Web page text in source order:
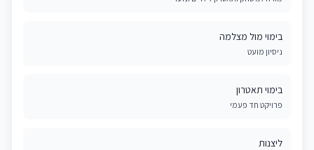
בימוי מול מצלמה
ניסיון מועט
בימוי תאטרון
פרויקט חד פעמי
ליצנות